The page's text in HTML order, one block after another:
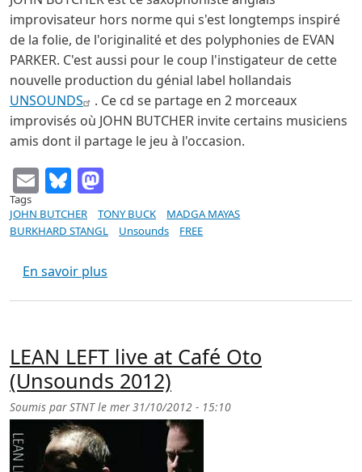
improvisateur hors norme qui s'est longtemps inspiré
de la folie, de l'originalité et des polyphonies de EVAN
PARKER. C'est aussi pour le coup l'instigateur de cette
nouvelle production du génial label hollandais
UNSOUNDS
. Ce cd se partage en 2 morceaux
improvisés où JOHN BUTCHER invite certains musiciens
amis dont il partage le jeu à l'occasion.
EmailBluesky
Tags
JOHN BUTCHER
TONY BUCK
MADGA MAYAS
BURKHARD STANGL
Unsounds FREE
En savoir plus
LEAN LEFT live at Café Oto
(Unsounds 2012)
Soumis parSTNTle mer 31/10/2012 - 15:10